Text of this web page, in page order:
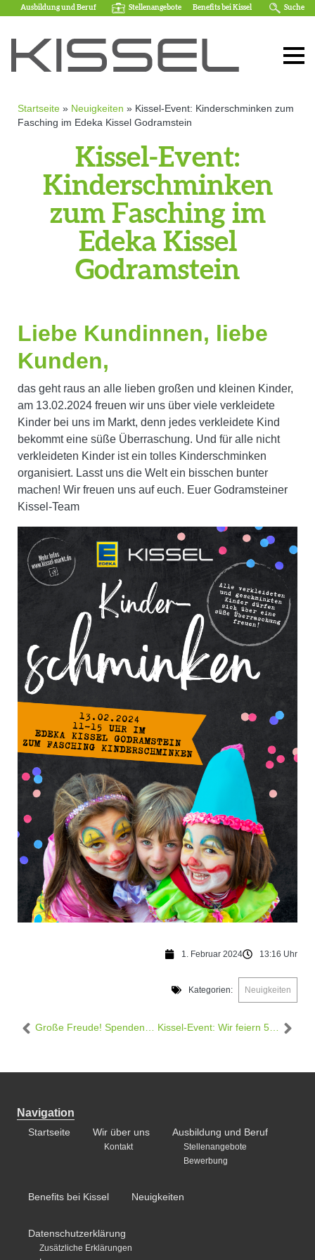
Ausbildung und Beruf Stellenangebote Benefits bei Kissel Suche
Startseite » Neuigkeiten » Kissel-Event: Kinderschminken zum
Fasching im Edeka Kissel Godramstein
Kissel-Event:
Kinderschminken
zum Fasching im
Edeka Kissel
Godramstein
Liebe Kundinnen, liebe
Kunden,
das geht raus an alle lieben großen und kleinen Kinder,
am 13.02.2024 freuen wir uns über viele verkleidete
Kinder bei uns im Markt, denn jedes verkleidete Kind
bekommt eine süße Überraschung. Und für alle nicht
verkleideten Kinder ist ein tolles Kinderschminken
organisiert. Lasst uns die Welt ein bisschen bunter
machen! Wir freuen uns auf euch. Euer Godramsteiner
Kissel-Team
1. Februar 2024 13:16 Uhr
Kategorien: Neuigkeiten
Große Freude! Spendenübergabe durch das Team des Edeka Kissel in Godramstein. Kissel-Event: Wir feiern 50 Jahre Edeka Kissel SBK in Dahn!
Navigation
Startseite Wir über uns
Kontakt
Ausbildung und Beruf
Stellenangebote
Bewerbung
Benefits bei Kissel Neuigkeiten
Datenschutzerklärung
Zusätzliche Erklärungen